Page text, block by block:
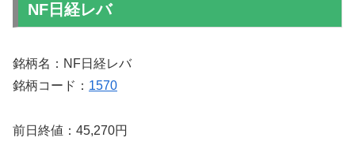
NF日経レバ
銘柄名：NF日経レバ
銘柄コード： 1570
前日終値：45,270円